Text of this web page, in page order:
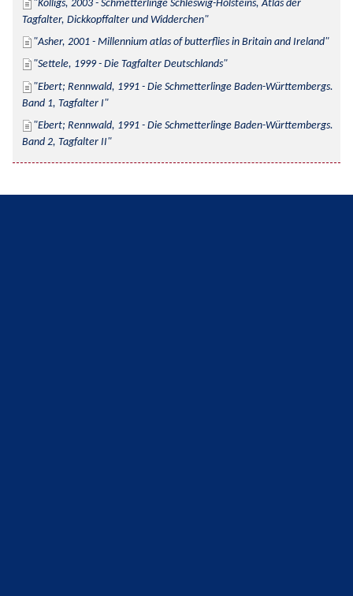
Kolligs, 2003 - Schmetterlinge Schleswig-Holsteins, Atlas der
Tagfalter, Dickkopffalter und Widderchen
Asher, 2001 - Millennium atlas of butterflies in Britain and Ireland
Settele, 1999 - Die Tagfalter Deutschlands
Ebert; Rennwald, 1991 - Die Schmetterlinge Baden-Württembergs.
Band 1, Tagfalter I
Ebert; Rennwald, 1991 - Die Schmetterlinge Baden-Württembergs.
Band 2, Tagfalter II